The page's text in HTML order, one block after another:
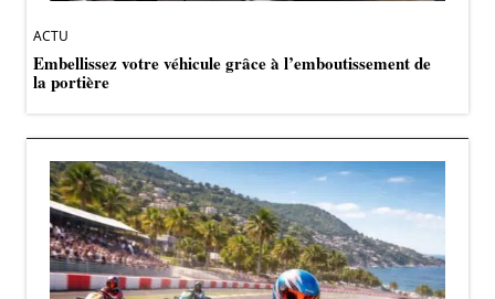
ACTU
Embellissez votre véhicule grâce à l’emboutissement de
la portière